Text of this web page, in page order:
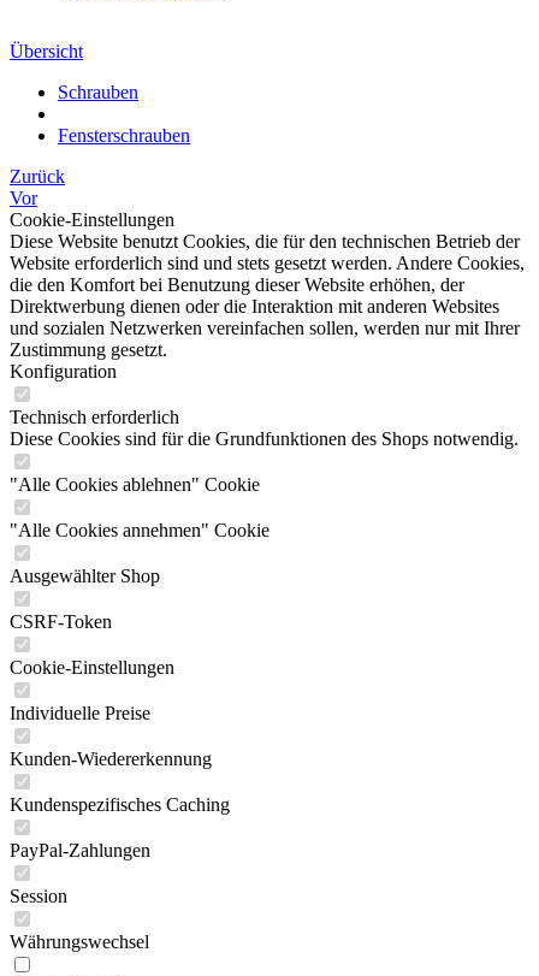
Übersicht
Schrauben
Fensterschrauben
Zurück
Vor
Cookie-Einstellungen
Diese Website benutzt Cookies, die für den technischen Betrieb der
Website erforderlich sind und stets gesetzt werden. Andere Cookies,
die den Komfort bei Benutzung dieser Website erhöhen, der
Direktwerbung dienen oder die Interaktion mit anderen Websites
und sozialen Netzwerken vereinfachen sollen, werden nur mit Ihrer
Zustimmung gesetzt.
Konfiguration
Technisch erforderlich
Diese Cookies sind für die Grundfunktionen des Shops notwendig.
"Alle Cookies ablehnen" Cookie
"Alle Cookies annehmen" Cookie
Ausgewählter Shop
CSRF-Token
Cookie-Einstellungen
Individuelle Preise
Kunden-Wiedererkennung
Kundenspezifisches Caching
PayPal-Zahlungen
Session
Währungswechsel